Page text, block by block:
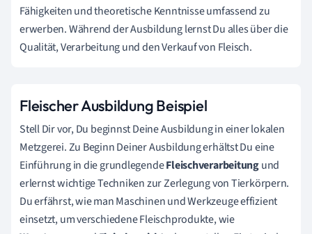
Fähigkeiten und theoretische Kenntnisse umfassend zu
erwerben. Während der Ausbildung lernst Du alles über die
Qualität, Verarbeitung und den Verkauf von Fleisch.
Fleischer Ausbildung Beispiel
Stell Dir vor, Du beginnst Deine Ausbildung in einer lokalen
Metzgerei. Zu Beginn Deiner Ausbildung erhältst Du eine
Einführung in die grundlegendeFleischverarbeitungund
erlernst wichtige Techniken zur Zerlegung von Tierkörpern.
Du erfährst, wie man Maschinen und Werkzeuge effizient
einsetzt, um verschiedene Fleischprodukte, wie